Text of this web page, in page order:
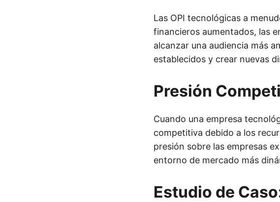
Las OPI tecnológicas a
financieros aumentados, las
alcanzar una audiencia más
establecidos y crear nuevas
Presión
Cuando una empresa
competitiva debido a los
presión sobre las empresas
entorno de mercado más
Estudio de